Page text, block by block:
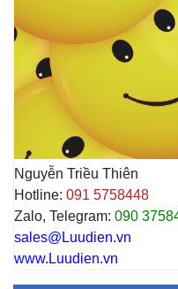
Nguyễn Triều Thiên
Hotline: 091 5758448
Zalo, Telegram: 090
sales@Luudien.vn
www.Luudien.vn